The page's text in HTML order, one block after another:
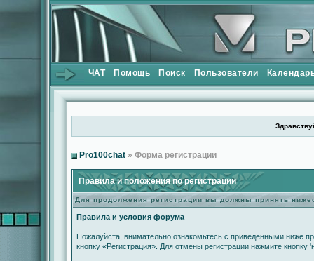
ЧАТ Помощь Поиск Пользователи
Pro100chat » Форма регистрации
Правила и положения по регистрации
Для продолжения регистрации вы должны принять
Правила и условия форума
Пожалуйста, внимательно ознакомьтесь с приведенными ниже
кнопку «Регистрация». Для отмены регистрации нажмите кнопку